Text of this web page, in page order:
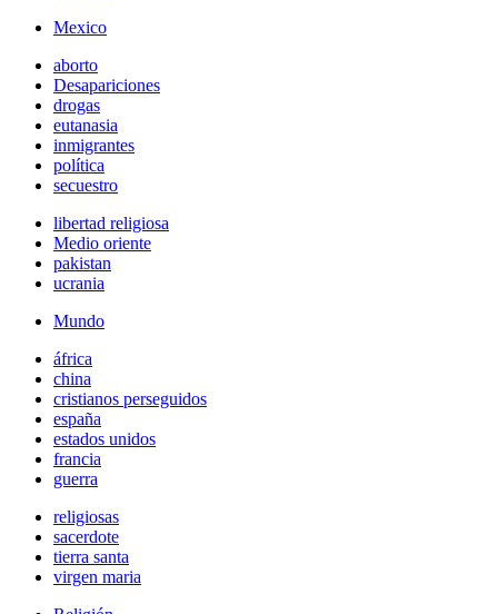
Mexico
aborto
Desapariciones
drogas
eutanasia
inmigrantes
política
secuestro
libertad religiosa
Medio oriente
pakistan
ucrania
Mundo
áfrica
china
cristianos perseguidos
españa
estados unidos
francia
guerra
religiosas
sacerdote
tierra santa
virgen maria